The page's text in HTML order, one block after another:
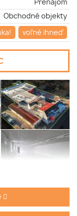
Prenájom
Obchodné objekty
voľné ihneď